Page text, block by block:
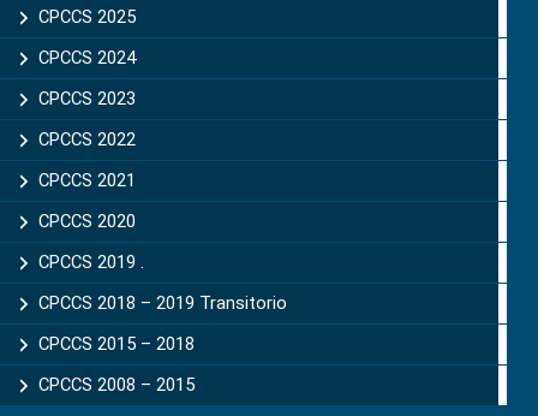
CPCCS 2025
CPCCS 2024
CPCCS 2023
CPCCS 2022
CPCCS 2021
CPCCS 2020
CPCCS 2019 .
CPCCS 2018 – 2019 Transitorio
CPCCS 2015 – 2018
CPCCS 2008 – 2015